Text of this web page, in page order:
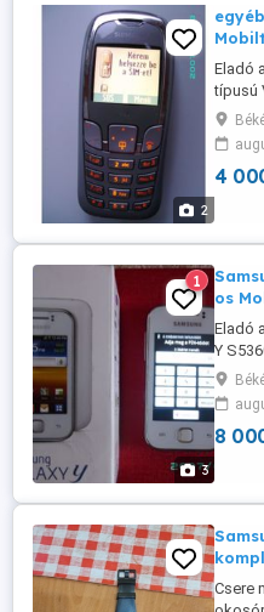
2
Eladó
típusú
4
3
1
os
Eladó
Y
8
Csere